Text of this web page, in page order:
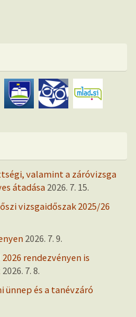
valamint a záróvizsga
átadása 2026. 7. 15.
vizsgaidőszak 2025/26
2026. 7. 9.
rendezvényen is
2026. 7. 8.
ünnep és a tanévzáró